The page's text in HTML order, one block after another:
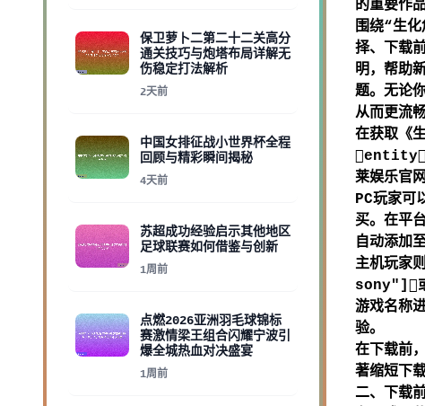
保卫萝卜二第二十二关高分
通关技巧与炮塔布局详解无
伤稳定打法解析
2天前
中国女排征战小世界杯全程
回顾与精彩瞬间揭秘
4天前
苏超成功经验启示其他地区
足球联赛如何借鉴与创新
1周前
点燃2026亚洲羽毛球锦标
赛激情梁王组合闪耀宁波引
爆全城热血对决盛宴
1周前
的重要作
围绕“生
择、下载
明，帮助
题。无论
从而更流
在获取《
莱娱乐官网
PC玩家
买。在平
自动添加
主机玩
游戏名称
验。
在下载前
著缩短下
二、下载